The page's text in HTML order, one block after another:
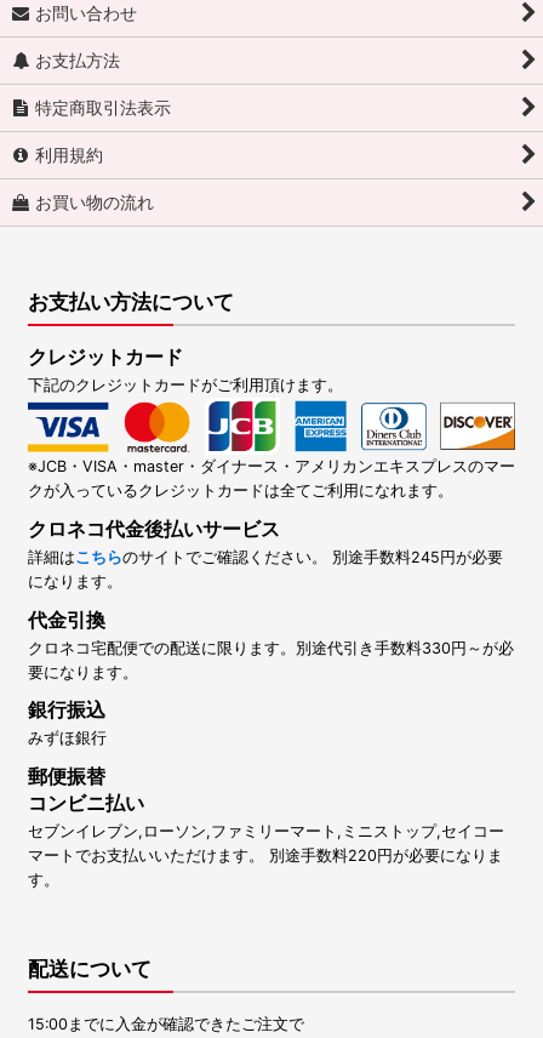
お問い合わせ
お支払方法
特定商取引法表示
利用規約
お買い物の流れ
お支払い方法について
クレジットカード
下記のクレジットカードがご利用頂けます。
※JCB・VISA・master・ダイナース・アメリカンエキスプレスのマー
クが入っているクレジットカードは全てご利用になれます。
クロネコ代金後払いサービス
詳細はこちらのサイトでご確認ください。 別途手数料245円が必要
になります。
代金引換
クロネコ宅配便での配送に限ります。別途代引き手数料330円～が必
要になります。
銀行振込
みずほ銀行
郵便振替
コンビニ払い
セブンイレブン,ローソン,ファミリーマート,ミニストップ,セイコー
マートでお支払いいただけます。 別途手数料220円が必要になりま
す。
配送について
15:00までに入金が確認できたご注文で